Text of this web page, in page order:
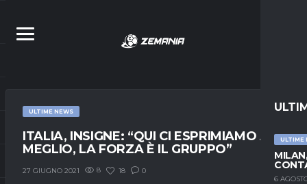
ULTIME
6
ULTIME NEWS
ITALIA, INSIGNE: “QUI CI ESPRIMIAMO AL
MEGLIO, LA FORZA È IL GRUPPO”
27 GIUGNO 2021 8 18 0